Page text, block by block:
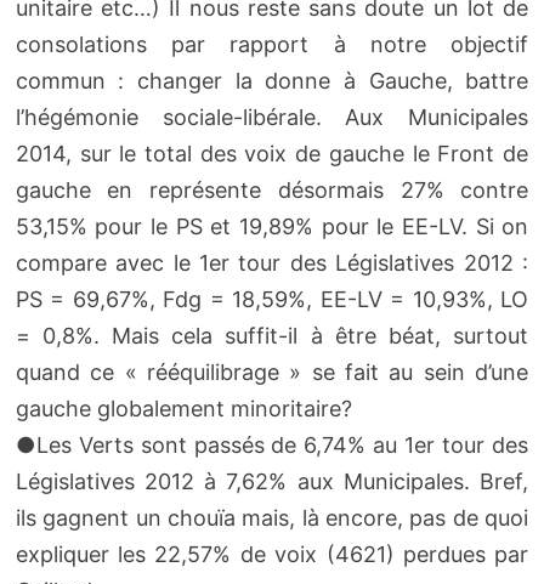
unitaire etc…) Il nous reste sans doute un lot de
consolations par rapport à notre objectif
commun : changer la donne à Gauche, battre
l’hégémonie sociale-libérale. Aux Municipales
2014, sur le total des voix de gauche le Front de
gauche en représente désormais 27% contre
53,15% pour le PS et 19,89% pour le EE-LV. Si on
compare avec le 1er tour des Législatives 2012 :
PS = 69,67%, Fdg = 18,59%, EE-LV = 10,93%, LO
= 0,8%. Mais cela suffit-il à être béat, surtout
quand ce « rééquilibrage » se fait au sein d’une
gauche globalement minoritaire?
●Les Verts sont passés de 6,74% au 1er tour des
Législatives 2012 à 7,62% aux Municipales. Bref,
ils gagnent un chouïa mais, là encore, pas de quoi
expliquer les 22,57% de voix (4621) perdues par